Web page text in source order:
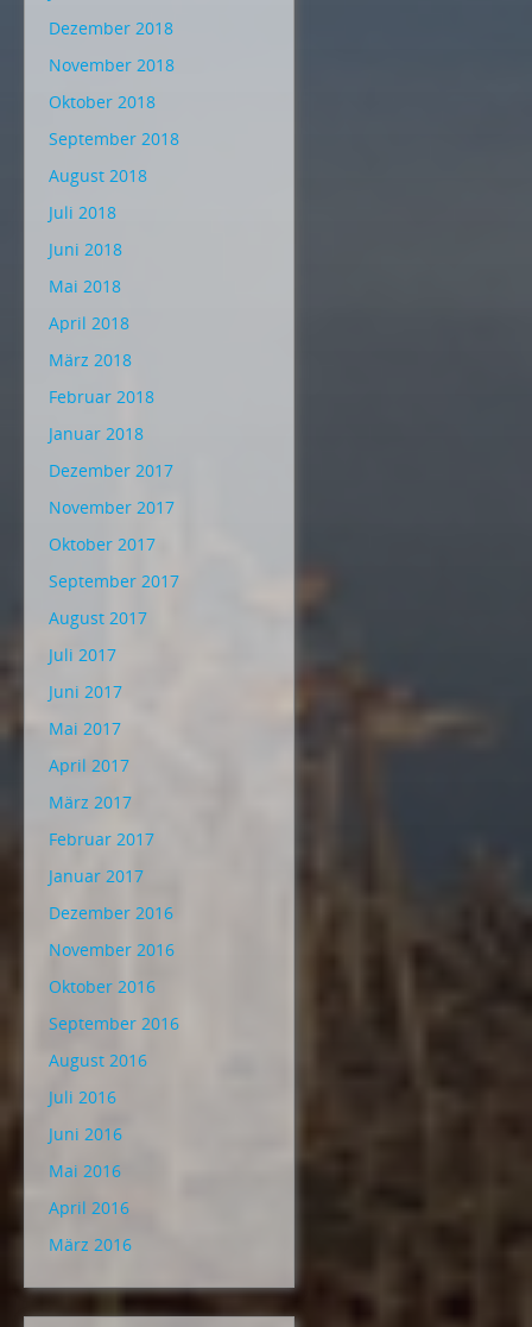
Dezember 2018
November 2018
Oktober 2018
September 2018
August 2018
Juli 2018
Juni 2018
Mai 2018
April 2018
März 2018
Februar 2018
Januar 2018
Dezember 2017
November 2017
Oktober 2017
September 2017
August 2017
Juli 2017
Juni 2017
Mai 2017
April 2017
März 2017
Februar 2017
Januar 2017
Dezember 2016
November 2016
Oktober 2016
September 2016
August 2016
Juli 2016
Juni 2016
Mai 2016
April 2016
März 2016